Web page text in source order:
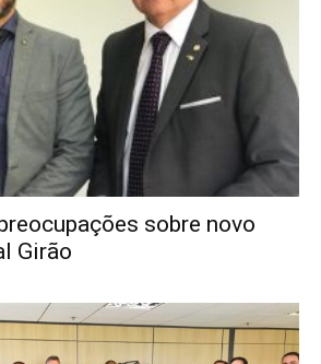
sobre novo
Girão